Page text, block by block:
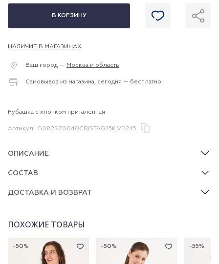
В КОРЗИНУ
НАЛИЧИЕ В МАГАЗИНАХ
Ваш город — Москва и область
Самовывоз из магазина, сегодня — бесплатно
Рубашка с хлопком приталенная
Артикул G082SZ0040CRISTA025K.VR245
ОПИСАНИЕ
СОСТАВ
ДОСТАВКА И ВОЗВРАТ
ПОХОЖИЕ ТОВАРЫ
-50% -50% -55%